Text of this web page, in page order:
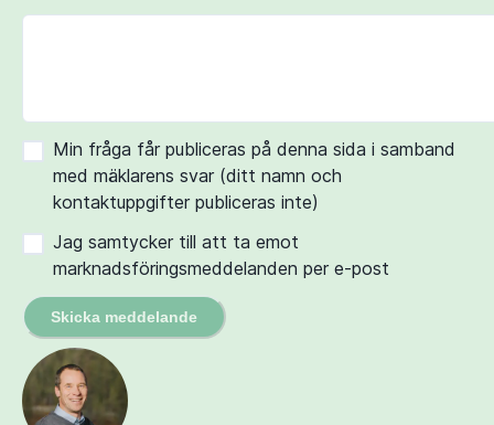
Min fråga får publiceras på denna sida i samband
med mäklarens svar (ditt namn och
kontaktuppgifter publiceras inte)
Jag samtycker till att ta emot
marknadsföringsmeddelanden per e-post
Skicka meddelande